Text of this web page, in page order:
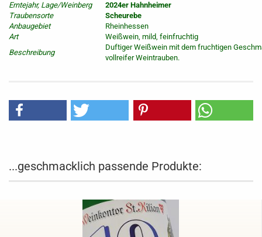
Erntejahr, Lage/Weinberg
2024er Hahnheimer
Traubensorte
Scheurebe
Anbaugebiet
Rheinhessen
Art
Weißwein, mild, feinfruchtig
Beschreibung
Duftiger Weißwein mit dem fruchtigen
vollreifer Weintrauben.
...geschmacklich passende Produkte: